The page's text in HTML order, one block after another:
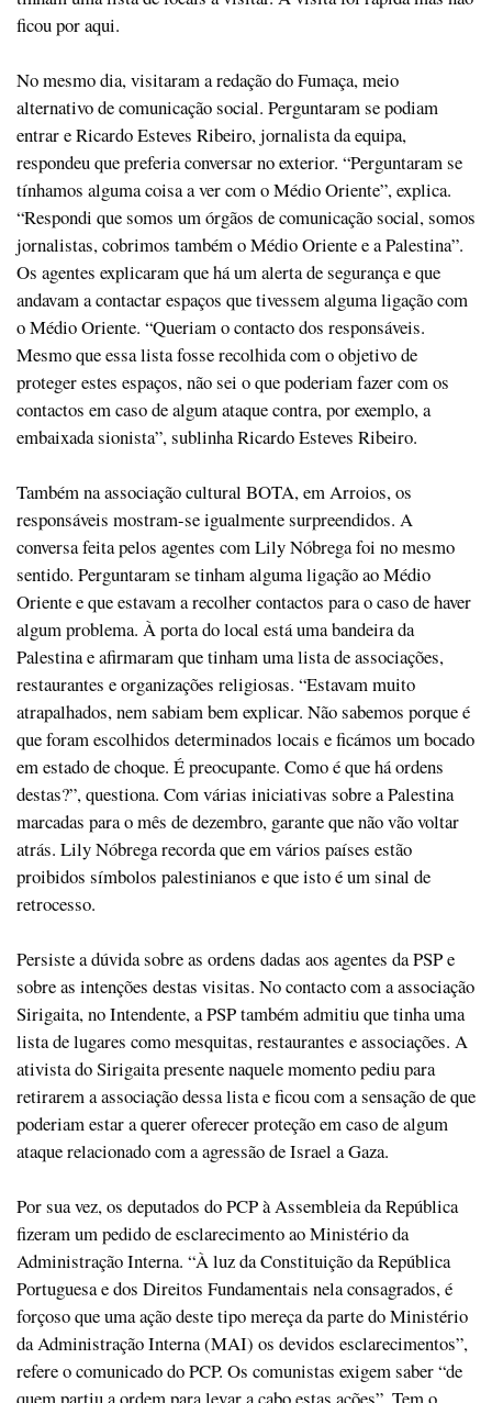
ficou por aqui.
No mesmo dia, visitaram a redação do Fumaça, meio
alternativo de comunicação social. Perguntaram se podiam
entrar e Ricardo Esteves Ribeiro, jornalista da equipa,
respondeu que preferia conversar no exterior. “Perguntaram se
tínhamos alguma coisa a ver com o Médio Oriente”, explica.
“Respondi que somos um órgãos de comunicação social, somos
jornalistas, cobrimos também o Médio Oriente e a Palestina”.
Os agentes explicaram que há um alerta de segurança e que
andavam a contactar espaços que tivessem alguma ligação com
o Médio Oriente. “Queriam o contacto dos responsáveis.
Mesmo que essa lista fosse recolhida com o objetivo de
proteger estes espaços, não sei o que poderiam fazer com os
contactos em caso de algum ataque contra, por exemplo, a
embaixada sionista”, sublinha Ricardo Esteves Ribeiro.
Também na associação cultural BOTA, em Arroios, os
responsáveis mostram-se igualmente surpreendidos. A
conversa feita pelos agentes com Lily Nóbrega foi no mesmo
sentido. Perguntaram se tinham alguma ligação ao Médio
Oriente e que estavam a recolher contactos para o caso de haver
algum problema. À porta do local está uma bandeira da
Palestina e afirmaram que tinham uma lista de associações,
restaurantes e organizações religiosas. “Estavam muito
atrapalhados, nem sabiam bem explicar. Não sabemos porque é
que foram escolhidos determinados locais e ficámos um bocado
em estado de choque. É preocupante. Como é que há ordens
destas?”, questiona. Com várias iniciativas sobre a Palestina
marcadas para o mês de dezembro, garante que não vão voltar
atrás. Lily Nóbrega recorda que em vários países estão
proibidos símbolos palestinianos e que isto é um sinal de
retrocesso.
Persiste a dúvida sobre as ordens dadas aos agentes da PSP e
sobre as intenções destas visitas. No contacto com a associação
Sirigaita, no Intendente, a PSP também admitiu que tinha uma
lista de lugares como mesquitas, restaurantes e associações. A
ativista do Sirigaita presente naquele momento pediu para
retirarem a associação dessa lista e ficou com a sensação de que
poderiam estar a querer oferecer proteção em caso de algum
ataque relacionado com a agressão de Israel a Gaza.
Por sua vez, os deputados do PCP à Assembleia da República
fizeram um pedido de esclarecimento ao Ministério da
Administração Interna. “À luz da Constituição da República
Portuguesa e dos Direitos Fundamentais nela consagrados, é
forçoso que uma ação deste tipo mereça da parte do Ministério
da Administração Interna (MAI) os devidos esclarecimentos”,
refere o comunicado do PCP. Os comunistas exigem saber “de